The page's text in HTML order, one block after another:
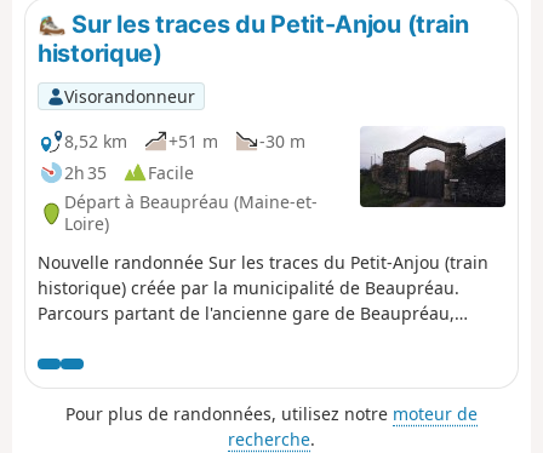
Sur les traces du Petit-Anjou (train
historique)
Visorandonneur
8,52 km
+51 m
-30 m
2h 35
Facile
Départ à Beaupréau (Maine-et-
Loire)
Nouvelle randonnée Sur les traces du Petit-Anjou (train
historique) créée par la municipalité de Beaupréau.
Parcours partant de l'ancienne gare de Beaupréau,
Pour plus de randonnées, utilisez notre moteur de
recherche.